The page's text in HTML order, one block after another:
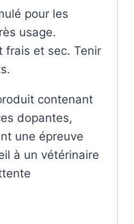
pour les
usage.
frais et sec. Tenir
contenant
dopantes,
une épreuve
à un vétérinaire